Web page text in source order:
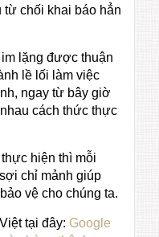
từ chối khai báo hẳn
lặng được thuận
lề lối làm việc
ngay từ bây giờ
cách thức thực
hiện thì mỗi
chỉ mảnh giúp
vệ cho chúng ta.
tại đây: Google